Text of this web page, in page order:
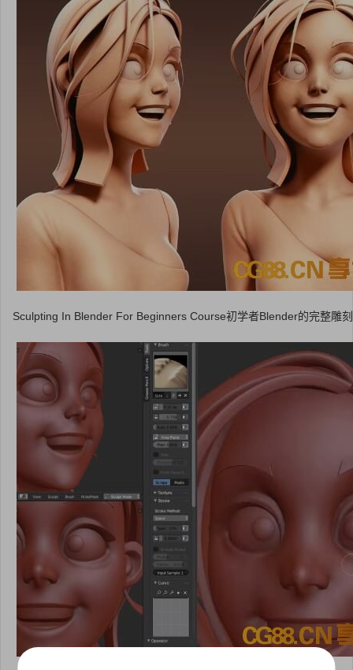
Sculpting In Blender For Beginners Course初学者Blender的完整雕